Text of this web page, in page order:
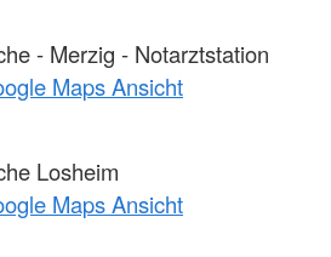
- Merzig - Notarztstation
Maps Ansicht
Losheim
Maps Ansicht